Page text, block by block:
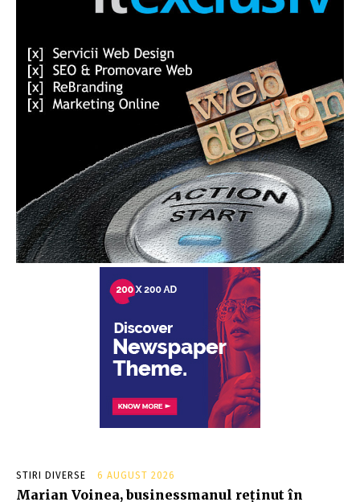
STIRI DIVERSE 6 AUGUST 2026
Marian Voinea, businessmanul reținut în